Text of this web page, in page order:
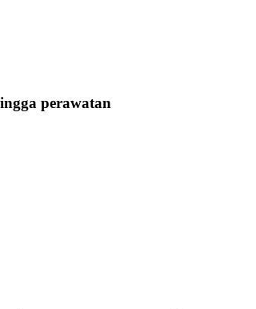
perawatan